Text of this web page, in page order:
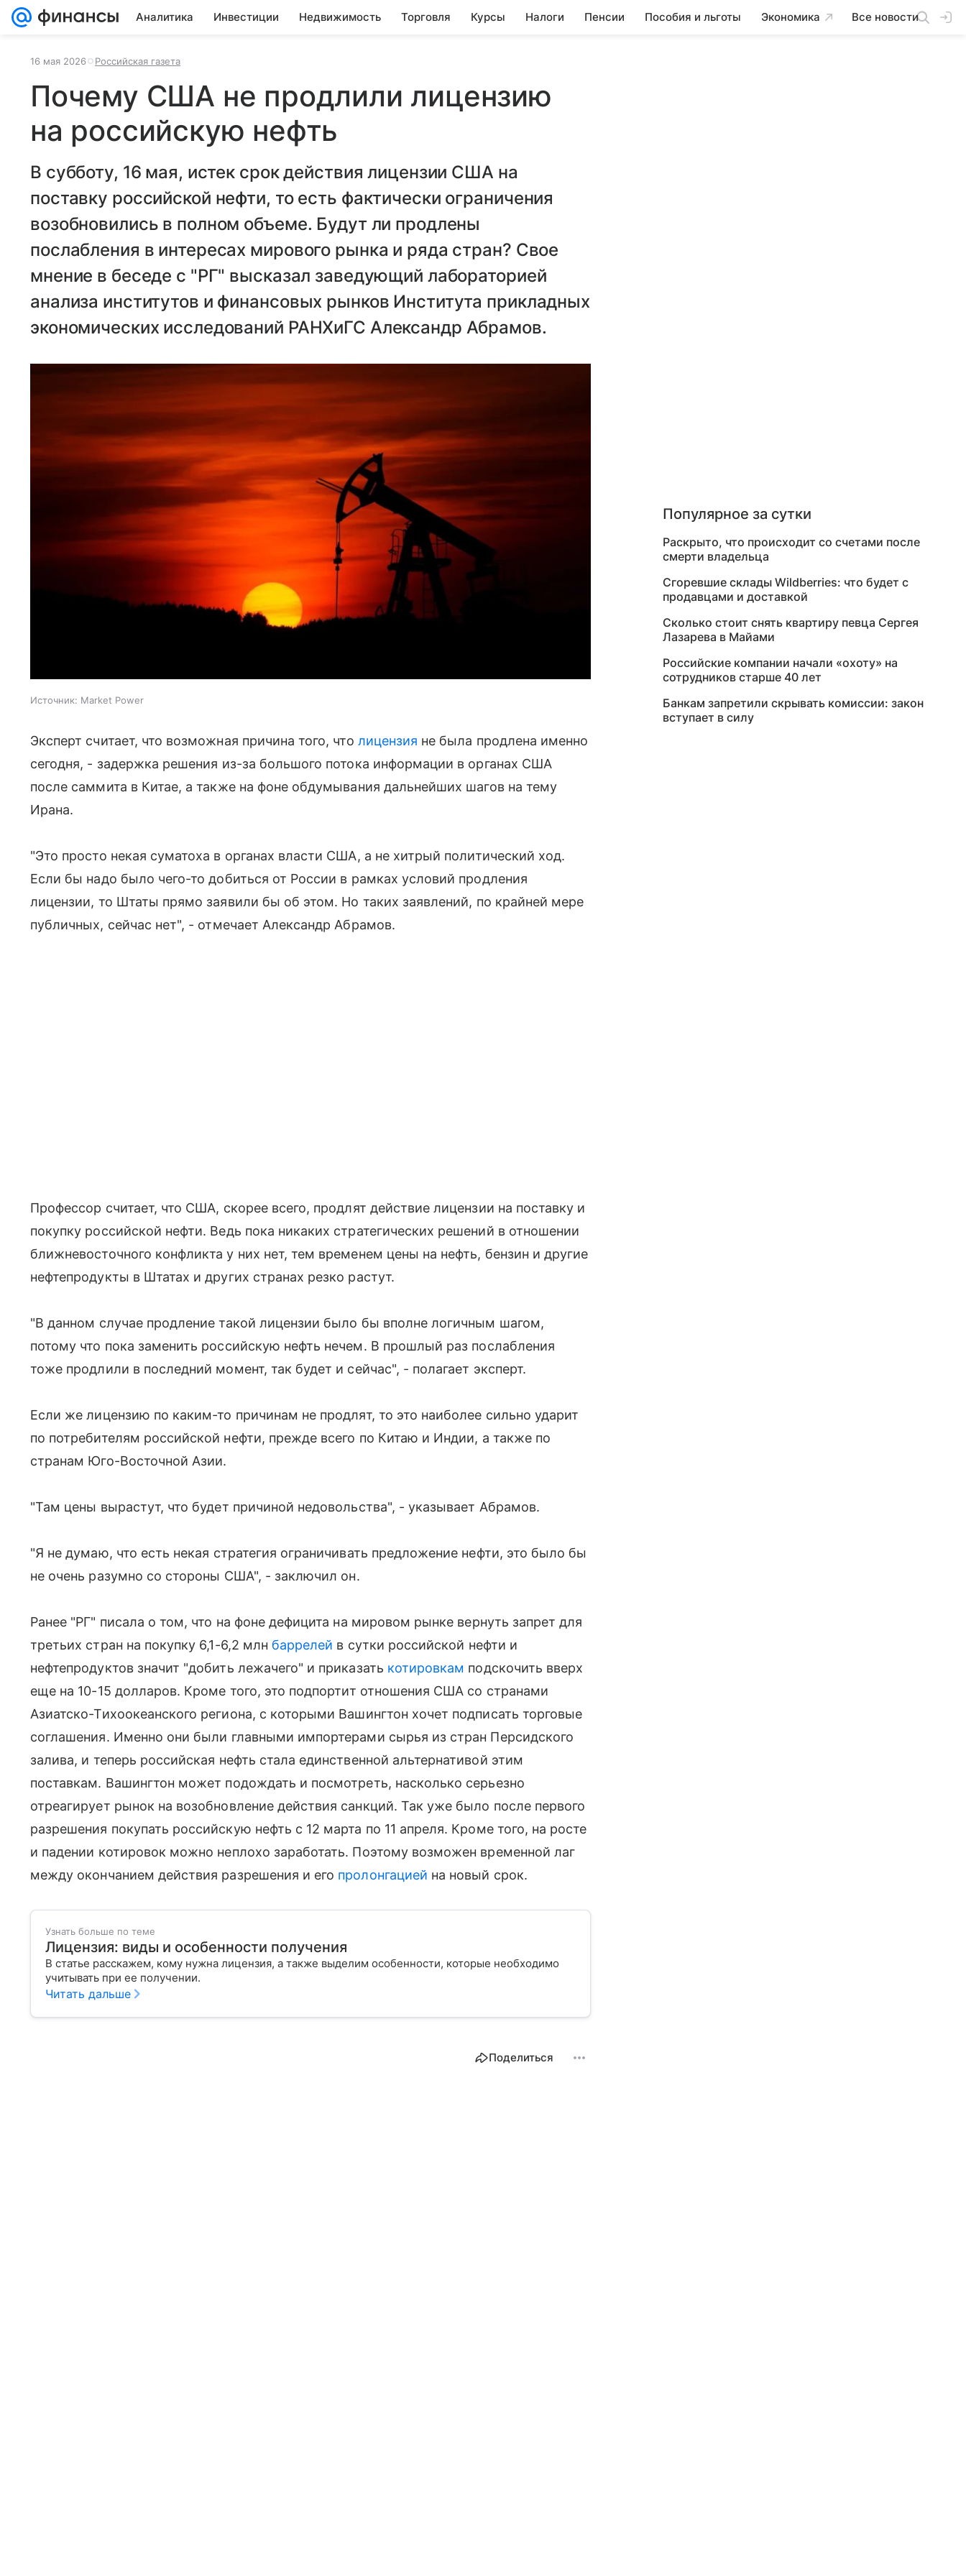
Аналитика Инвестиции Недвижимость Торговля Курсы Налоги Пенсии Пособия и льготы Экономика Все новости
16 мая 2026 Российская газета
Почему США не продлили лицензию
на российскую нефть
В субботу, 16 мая, истек срок действия лицензии США на
поставку российской нефти, то есть фактически ограничения
возобновились в полном объеме. Будут ли продлены
послабления в интересах мирового рынка и ряда стран? Свое
мнение в беседе с "РГ" высказал заведующий лабораторией
анализа институтов и финансовых рынков Института прикладных
экономических исследований РАНХиГС Александр Абрамов.
Источник: Market Power
Эксперт считает, что возможная причина того, что лицензия не была продлена именно
сегодня, - задержка решения из-за большого потока информации в органах США
после саммита в Китае, а также на фоне обдумывания дальнейших шагов на тему
Ирана.
"Это просто некая суматоха в органах власти США, а не хитрый политический ход.
Если бы надо было чего-то добиться от России в рамках условий продления
лицензии, то Штаты прямо заявили бы об этом. Но таких заявлений, по крайней мере
публичных, сейчас нет", - отмечает Александр Абрамов.
Профессор считает, что США, скорее всего, продлят действие лицензии на поставку и
покупку российской нефти. Ведь пока никаких стратегических решений в отношении
ближневосточного конфликта у них нет, тем временем цены на нефть, бензин и другие
нефтепродукты в Штатах и других странах резко растут.
"В данном случае продление такой лицензии было бы вполне логичным шагом,
потому что пока заменить российскую нефть нечем. В прошлый раз послабления
тоже продлили в последний момент, так будет и сейчас", - полагает эксперт.
Если же лицензию по каким-то причинам не продлят, то это наиболее сильно ударит
по потребителям российской нефти, прежде всего по Китаю и Индии, а также по
странам Юго-Восточной Азии.
"Там цены вырастут, что будет причиной недовольства", - указывает Абрамов.
"Я не думаю, что есть некая стратегия ограничивать предложение нефти, это было бы
не очень разумно со стороны США", - заключил он.
Ранее "РГ" писала о том, что на фоне дефицита на мировом рынке вернуть запрет для
третьих стран на покупку 6,1-6,2 млн баррелей в сутки российской нефти и
нефтепродуктов значит "добить лежачего" и приказать котировкам подскочить вверх
еще на 10-15 долларов. Кроме того, это подпортит отношения США со странами
Азиатско-Тихоокеанского региона, с которыми Вашингтон хочет подписать торговые
соглашения. Именно они были главными импортерами сырья из стран Персидского
залива, и теперь российская нефть стала единственной альтернативой этим
поставкам. Вашингтон может подождать и посмотреть, насколько серьезно
отреагирует рынок на возобновление действия санкций. Так уже было после первого
разрешения покупать российскую нефть с 12 марта по 11 апреля. Кроме того, на росте
и падении котировок можно неплохо заработать. Поэтому возможен временной лаг
между окончанием действия разрешения и его пролонгацией на новый срок.
Узнать больше по теме
Лицензия: виды и особенности получения
В статье расскажем, кому нужна лицензия, а также выделим особенности, которые необходимо
учитывать при ее получении.
Читать дальше
Поделиться
Популярное за сутки
Раскрыто, что происходит со счетами после
смерти владельца
Сгоревшие склады Wildberries: что будет с
продавцами и доставкой
Сколько стоит снять квартиру певца Сергея
Лазарева в Майами
Российские компании начали «охоту» на
сотрудников старше 40 лет
Банкам запретили скрывать комиссии: закон
вступает в силу